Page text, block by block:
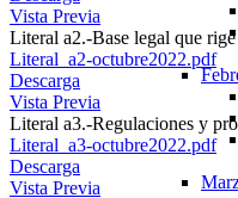
Vista Previa
Literal a2.-Base legal que
Literal_a2-octubre2022.pdf
Descarga
Vista Previa
Literal a3.-Regulaciones y
Literal_a3-octubre2022.pdf
Descarga
Vista Previa